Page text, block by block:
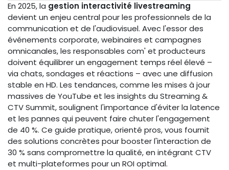
En 2025, la gestion interactivité livestreaming
devient un enjeu central pour les professionnels de la
communication et de l'audiovisuel. Avec l'essor des
événements corporate, webinaires et campagnes
omnicanales, les responsables com' et producteurs
doivent équilibrer un engagement temps réel élevé –
via chats, sondages et réactions – avec une diffusion
stable en HD. Les tendances, comme les mises à jour
massives de YouTube et les insights du Streaming &
CTV Summit, soulignent l'importance d'éviter la latence
et les pannes qui peuvent faire chuter l'engagement
de 40 %. Ce guide pratique, orienté pros, vous fournit
des solutions concrètes pour booster l'interaction de
30 % sans compromettre la qualité, en intégrant CTV
et multi-plateformes pour un ROI optimal.